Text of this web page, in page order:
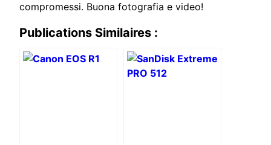
compromessi. Buona fotografia e video!
Publications Similaires :